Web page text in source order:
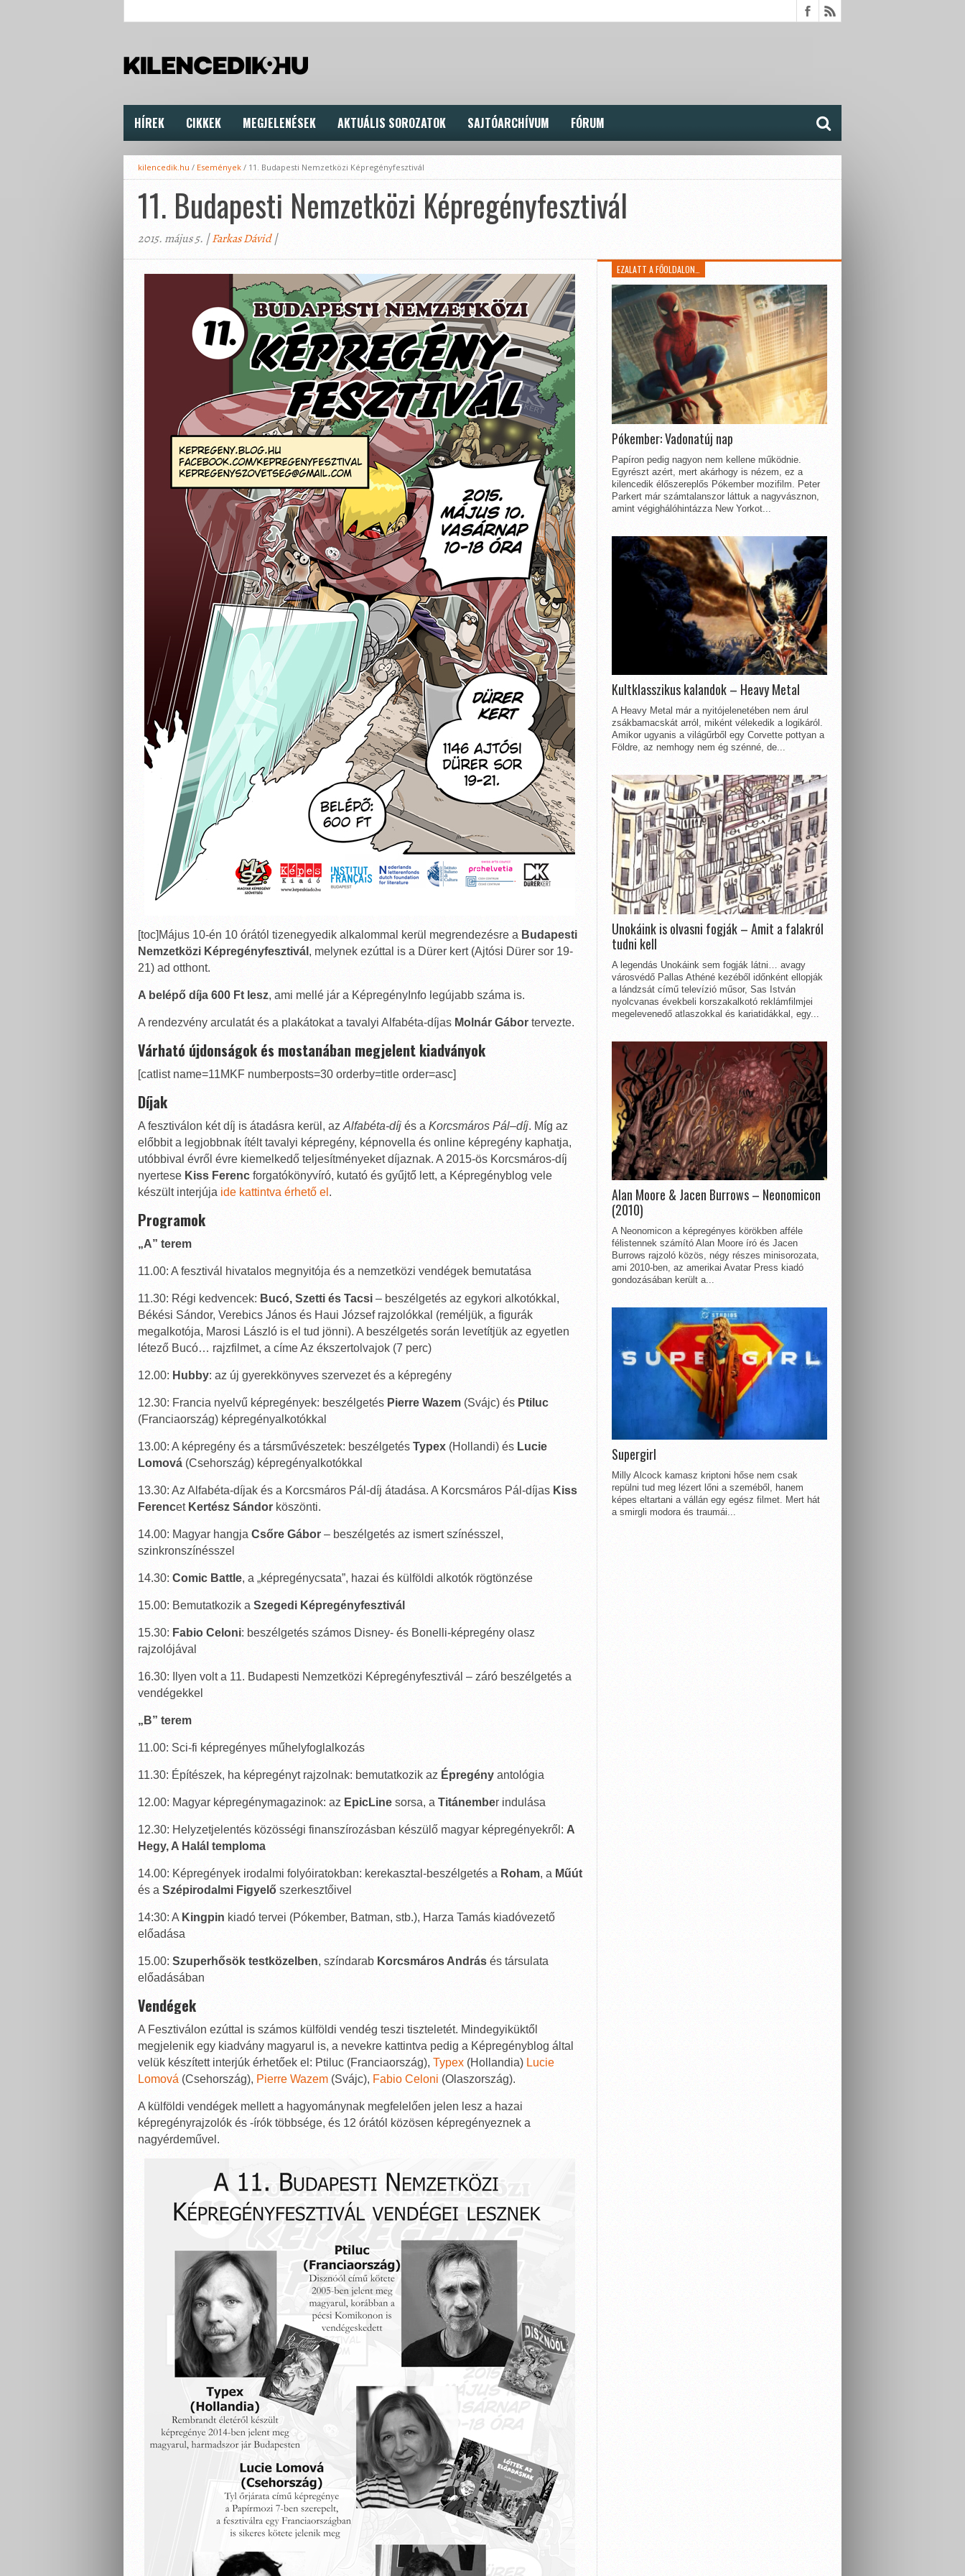
HÍREK CIKKEK MEGJELENÉSEK AKTUÁLIS SOROZATOK SAJTÓARCHÍVUM FÓRUM
kilencedik.hu / Események / 11. Budapesti Nemzetközi Képregényfesztivál
11. Budapesti Nemzetközi Képregényfesztivál
2015. május 5. |Farkas Dávid|
[toc]Május 10-én 10 órától tizenegyedik alkalommal kerül megrendezésre a Budapesti
Nemzetközi Képregényfesztivál , melynek ezúttal is a Dürer kert (Ajtósi Dürer sor 19-
21) ad otthont.
A belépő díja 600 Ft lesz, ami mellé jár a KépregényInfo legújabb száma is.
A rendezvény arculatát és a plakátokat a tavalyi Alfabéta-díjas Molnár Gábortervezte.
Várható újdonságok és mostanában megjelent kiadványok
[catlist name=11MKF numberposts=30 orderby=title order=asc]
Díjak
A fesztiválon két díj is átadásra kerül, az Alfabéta-díjés a Korcsmáros Pál–díj. Míg az
előbbit a legjobbnak ítélt tavalyi képregény, képnovella és online képregény kaphatja,
utóbbival évről évre kiemelkedő teljesítményeket díjaznak. A 2015-ös Korcsmáros-díj
nyertese Kiss Ferencforgatókönyvíró, kutató és gyűjtő lett, a Képregényblog vele
készült interjúja ide kattintva érhető el .
Programok
„A” terem
11.00: A fesztivál hivatalos megnyitója és a nemzetközi vendégek bemutatása
11.30: Régi kedvencek: Bucó, Szetti és Tacsi– beszélgetés az egykori alkotókkal,
Békési Sándor, Verebics János és Haui József rajzolókkal (reméljük, a figurák
megalkotója, Marosi László is el tud jönni). A beszélgetés során levetítjük az egyetlen
létező Bucó… rajzfilmet, a címe Az ékszertolvajok (7 perc)
12.00: Hubby: az új gyerekkönyves szervezet és a képregény
12.30: Francia nyelvű képregények: beszélgetés Pierre Wazem(Svájc) és Ptiluc
(Franciaország) képregényalkotókkal
13.00: A képregény és a társművészetek: beszélgetés Typex(Hollandi) és Lucie
Lomová(Csehország) képregényalkotókkal
13.30: Az Alfabéta-díjak és a Korcsmáros Pál-díj átadása. A Korcsmáros Pál-díjas Kiss
Ferencet Kertész Sándorköszönti.
14.00: Magyar hangja Csőre Gábor– beszélgetés az ismert színésszel,
szinkronszínésszel
14.30: Comic Battle, a „képregénycsata”, hazai és külföldi alkotók rögtönzése
15.00: Bemutatkozik a Szegedi Képregényfesztivál
15.30: Fabio Celoni: beszélgetés számos Disney- és Bonelli-képregény olasz
rajzolójával
16.30: Ilyen volt a 11. Budapesti Nemzetközi Képregényfesztivál – záró beszélgetés a
vendégekkel
„B” terem
11.00: Sci-fi képregényes műhelyfoglalkozás
11.30: Építészek, ha képregényt rajzolnak: bemutatkozik az Épregényantológia
12.00: Magyar képregénymagazinok: az EpicLinesorsa, a Titánember indulása
12.30: Helyzetjelentés közösségi finanszírozásban készülő magyar képregényekről: A
Hegy, A Halál temploma
14.00: Képregények irodalmi folyóiratokban: kerekasztal-beszélgetés a Roham, a Műút
és a Szépirodalmi Figyelőszerkesztőivel
14:30: A Kingpin kiadó tervei (Pókember, Batman, stb.), Harza Tamás kiadóvezető
előadása
15.00: Szuperhősök testközelben, színdarab Korcsmáros Andrásés társulata
előadásában
Vendégek
A Fesztiválon ezúttal is számos külföldi vendég teszi tiszteletét. Mindegyiküktől
megjelenik egy kiadvány magyarul is, a nevekre kattintva pedig a Képregényblog által
velük készített interjúk érhetőek el: Ptiluc (Franciaország), Typex(Hollandia) Lucie
Lomová (Csehország), Pierre Wazem(Svájc), Fabio Celoni (Olaszország).
A külföldi vendégek mellett a hagyománynak megfelelően jelen lesz a hazai
képregényrajzolók és -írók többsége, és 12 órától közösen képregényeznek a
nagyérdeművel.
EZALATT A FŐOLDALON…
Pókember: Vadonatúj nap
Papíron pedig nagyon nem kellene működnie.
Egyrészt azért, mert akárhogy is nézem, ez a
kilencedik élőszereplős Pókember mozifilm. Peter
Parkert már számtalanszor láttuk a nagyvásznon,
amint végighálóhintázza New Yorkot...
Kultklasszikus kalandok – Heavy Metal
A Heavy Metal már a nyitójelenetében nem árul
zsákbamacskát arról, miként vélekedik a logikáról.
Amikor ugyanis a világűrből egy Corvette pottyan a
Földre, az nemhogy nem ég szénné, de...
Unokáink is olvasni fogják – Amit a falakról
tudni kell
A legendás Unokáink sem fogják látni… avagy
városvédő Pallas Athéné kezéből időnként ellopják
a lándzsát című televízió műsor, Sas István
nyolcvanas évekbeli korszakalkotó reklámfilmjei
megelevenedő atlaszokkal és kariatidákkal, egy...
Alan Moore & Jacen Burrows – Neonomicon
(2010)
A Neonomicon a képregényes körökben afféle
félistennek számító Alan Moore író és Jacen
Burrows rajzoló közös, négy részes minisorozata,
ami 2010-ben, az amerikai Avatar Press kiadó
gondozásában került a...
Supergirl
Milly Alcock kamasz kriptoni hőse nem csak
repülni tud meg lézert lőni a szeméből, hanem
képes eltartani a vállán egy egész filmet. Mert hát
a smirgli modora és traumái...